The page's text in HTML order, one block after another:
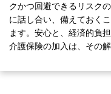
クかつ回避できるリスク
に話し合い、備えておく
ます。安心と、経済的負
介護保険の加入は、その